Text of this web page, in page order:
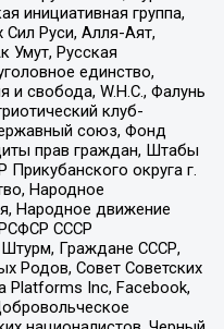
инициативная группа,
Руси, Алля-Аят,
Умут, Русская
единство,
и свобода, W.H.С., Фалунь
клуб-
союз, Фонд
прав граждан, Штабы
округа г.
Народное
Народное движение
СССР
Штурм, Граждане СССР,
Родов, Совет Советских
Platforms Inc, Facebook,